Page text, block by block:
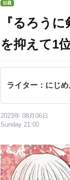
話題
『るろう
を抑えて1
ライター：にじ
2023年 08月06日
Sunday 21:00